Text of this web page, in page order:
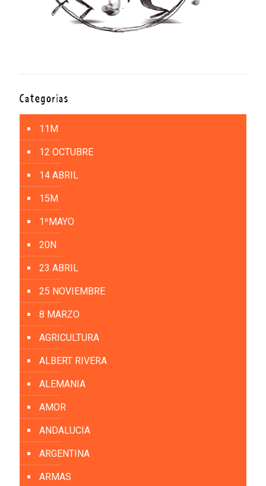
Categorías
11M
12 OCTUBRE
14 ABRIL
15M
1ºMAYO
20N
23 ABRIL
25 NOVIEMBRE
8 MARZO
AGRICULTURA
ALBERT RIVERA
ALEMANIA
AMOR
ANDALUCIA
ARGENTINA
ARMAS